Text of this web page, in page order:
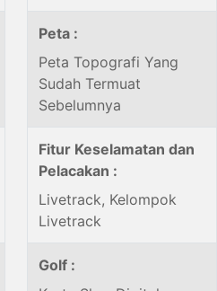
Peta :
Peta Topografi Yang
Sudah Termuat
Sebelumnya
Fitur Keselamatan dan
Pelacakan :
Livetrack, Kelompok
Livetrack
Golf :